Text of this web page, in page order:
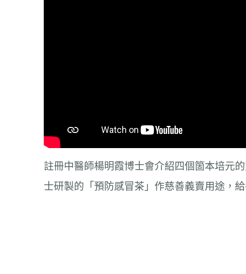
註冊中醫師楊明霞博士會介紹四個箇本培元
士研製的「預防感冒茶」作慈善義賣用途，